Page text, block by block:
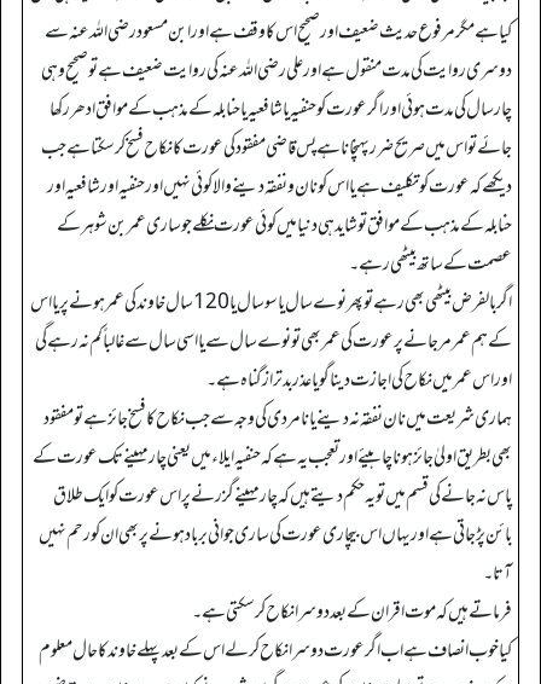
کیا ہے مگر مرفوع حدیث ضعیف اور صحیح اس کا وقف ہے اور ابن مسعود رضی اللہ عنہ سے
دوسری روایت کی مدت منقول ہے اور علی رضی اللہ عنہ کی روایت ضعیف ہے تو صحیح وہی
چار سال کی مدت ہوئی اور اگر عورت کو حنفیہ یا شافعیہ یا حنابلہ کے مذہب کے موافق ادھر رکھا
جائے تو اس میں صریح ضرر پہنچانا ہے پس قاضی مفقود کی عورت کا نکاح فسخ کر سکتا ہے جب
دیکھے کہ عورت کو تکلیف ہے یا اس کو نان و نفقہ دینے والا کوئی نہیں اور حنفیہ اور شافعیہ اور
حنابلہ کے مذہب کے موافق تو شاید ہی دنیا میں کوئی عورت نکلے جو ساری عمر بن شوہر کے
عصمت کے ساتھ بیٹھی رہے۔
اگر بالفرض بیٹھی بھی رہے تو پھر نوے سال یا سو سال یا 120 سال خاوند کی عمر ہونے پر یا اس
کے ہم عمر مر جانے پر عورت کی عمر بھی تو نوے سال سے یااسی سال سے غالباً کم نہ رہے گی
اور اس عمر میں نکاح کی اجازت دینا گویا عذر بد تر از گناہ ہے۔
ہماری شریعت میں نان نفقہ نہ دینے یا نا مردی کی وجہ سے جب نکاح کا فسخ جائز ہے تو مفقود
بھی بطریق اولیٰ جائز ہونا چاہیئے اور تعجب یہ ہے کہ حنفیہ ایلاء میں یعنی چار مہینے تک عورت کے
پاس نہ جانے کی قسم میں تو یہ حکم دیتے ہیں کہ چار مہینے گزرنے پر اس عورت کوا یک طلاق
بائن پڑ جاتی ہے اور یہاں اس بیچاری عورت کی ساری جوانی برباد ہونے پر بھی ان کو رحم نہیں
آتا۔
فرماتے ہیں کہ موت اقران کے بعد دوسرا نکاح کر سکتی ہے۔
کیا خوب انصاف ہے اب اگر عورت دوسرا نکاح کر لے اس کے بعد پہلے خاوند کا حال معلوم